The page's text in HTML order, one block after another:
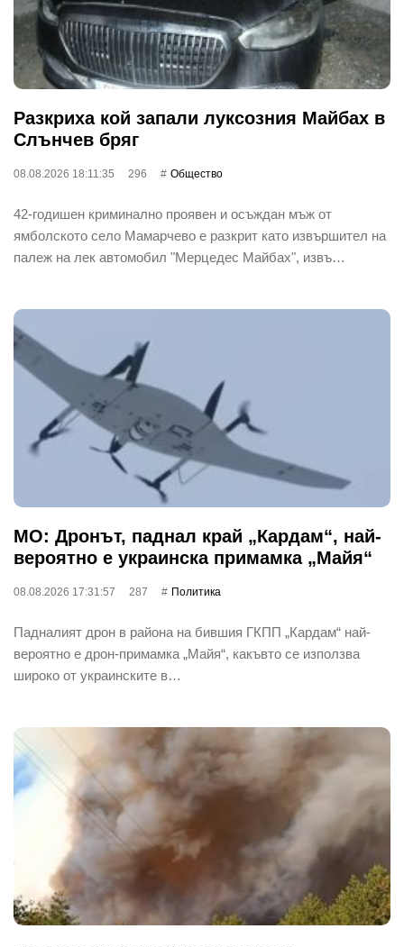
Разкриха кой запали луксозния Майбах в
Слънчев бряг
08.08.2026 18:11:35 296 Общество
42-годишен криминално проявен и осъждан мъж от
ямболското село Мамарчево е разкрит като извършител на
палеж на лек автомобил "Мерцедес Майбах", извъ…
МО: Дронът, паднал край „Кардам“, най-
вероятно е украинска примамка „Майя“
08.08.2026 17:31:57 287 Политика
Падналият дрон в района на бившия ГКПП „Кардам“ най-
вероятно е дрон-примамка „Майя“, какъвто се използва
широко от украинските в…